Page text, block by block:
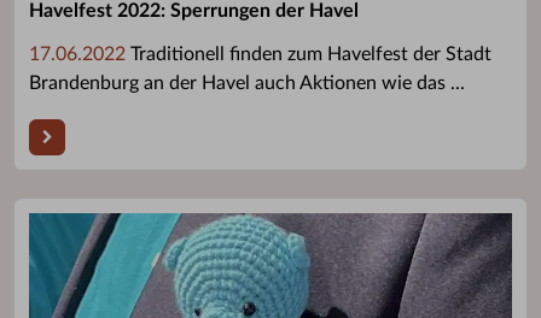
Havelfest 2022: Sperrungen der Havel
17.06.2022 Traditionell finden zum Havelfest der Stadt
Brandenburg an der Havel auch Aktionen wie das ...